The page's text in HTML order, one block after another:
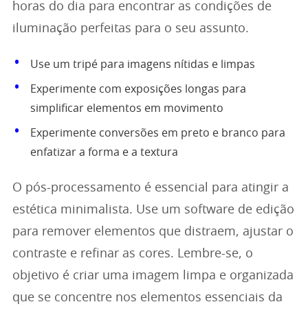
horas do dia para encontrar as condições de
iluminação perfeitas para o seu assunto.
Use um tripé para imagens nítidas e limpas
Experimente com exposições longas para
simplificar elementos em movimento
Experimente conversões em preto e branco para
enfatizar a forma e a textura
O pós-processamento é essencial para atingir a
estética minimalista. Use um software de edição
para remover elementos que distraem, ajustar o
contraste e refinar as cores. Lembre-se, o
objetivo é criar uma imagem limpa e organizada
que se concentre nos elementos essenciais da